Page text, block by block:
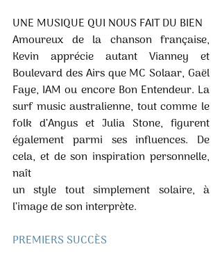
UNE MUSIQUE QUI NOUS FAIT DU BIEN
Amoureux de la chanson française,
Kevin apprécie autant Vianney et
Boulevard des Airs que MC Solaar, Gaël
Faye, IAM ou encore Bon Entendeur. La
surf music australienne, tout comme le
folk d’Angus et Julia Stone, figurent
également parmi ses influences. De
cela, et de son inspiration personnelle,
naît
un style tout simplement solaire, à
l’image de son interprète.
PREMIERS SUCCÈS